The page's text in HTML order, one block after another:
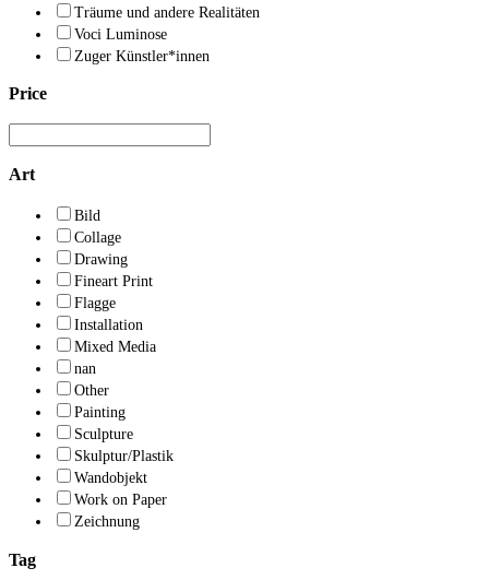
Träume und andere Realitäten
Voci Luminose
Zuger Künstler*innen
Price
Art
Bild
Collage
Drawing
Fineart Print
Flagge
Installation
Mixed Media
nan
Other
Painting
Sculpture
Skulptur/Plastik
Wandobjekt
Work on Paper
Zeichnung
Tag